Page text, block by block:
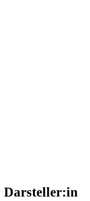
Darsteller:in